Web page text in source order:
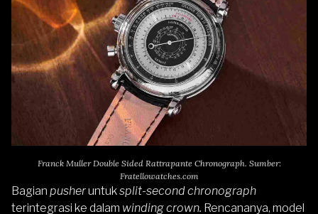
Franck Muller Double Sided Rattrapante Chronograph. Sumber:
Fratellowatches.com
Bagian pusheruntuksplit-second chronograph
terintegrasi ke dalam winding crown. Rencananya, model